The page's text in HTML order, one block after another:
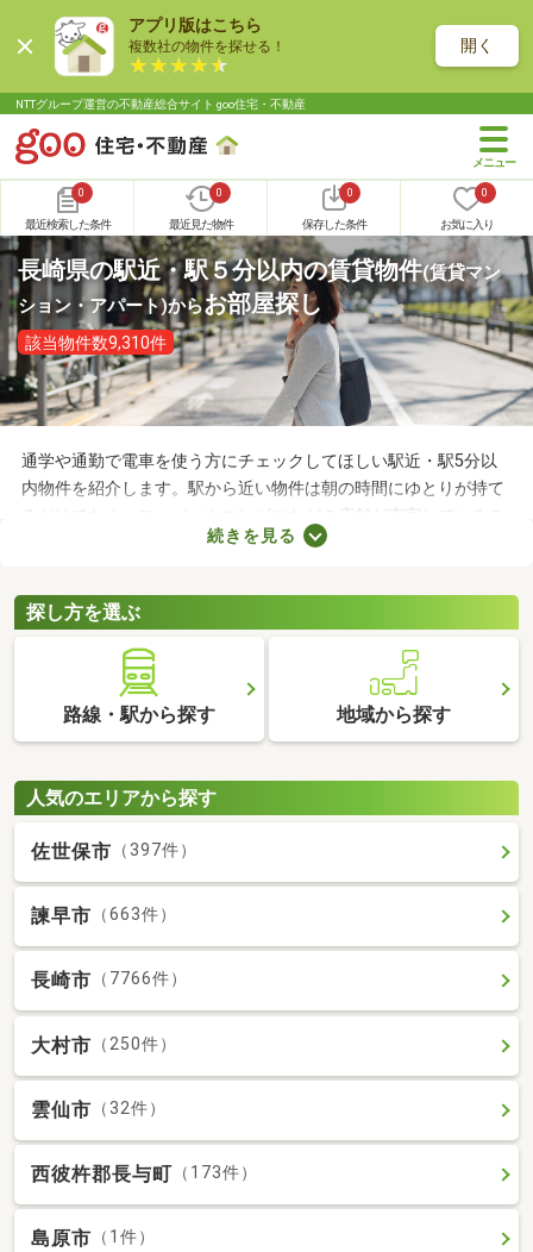
アプリ版はこちら
複数社の物件を探せる！ 開く
NTTグループ運営の不動産総合サイト goo住宅・不動産
0
最近検索した条件
0
最近見た物件
0
保存した条件
0
お気に入り
長崎県の駅近・駅５分以内の賃貸物件(賃貸マン
ション・アパート)からお部屋探し
該当物件数9,310件
通学や通勤で電車を使う方にチェックしてほしい駅近・駅5分以
内物件を紹介します。駅から近い物件は朝の時間にゆとりが持て
るだけでなく、スーパーやコンビニなどの店舗が充実しているこ
とも魅力。物件数も多いので、間取りや家賃などから自由に選べ
ょう。
続きを見る
探し方を選ぶ
路線・駅から探す 地域から探す
人気のエリアから探す
佐世保市 （397件）
諫早市 （663件）
長崎市 （7766件）
大村市 （250件）
雲仙市 （32件）
西彼杵郡長与町 （173件）
島原市 （1件）